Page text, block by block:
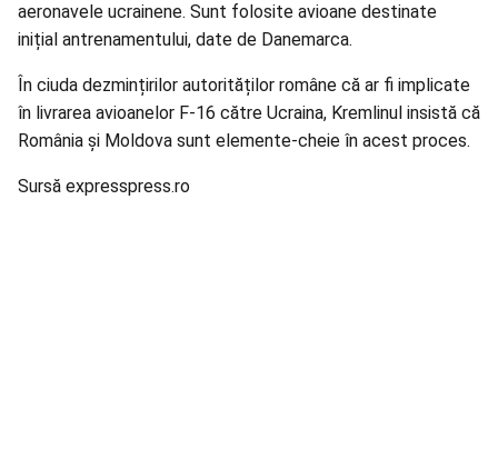
aeronavele ucrainene. Sunt folosite avioane destinate
inițial antrenamentului, date de Danemarca.
În ciuda dezmințirilor autorităților române că ar fi implicate
în livrarea avioanelor F-16 către Ucraina, Kremlinul insistă că
România și Moldova sunt elemente-cheie în acest proces.
Sursă expresspress.ro